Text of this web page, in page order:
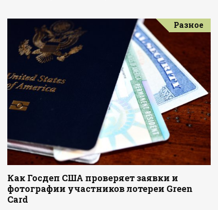
Разное
Как Госдеп США проверяет заявки и
фотографии участников лотереи Green
Card